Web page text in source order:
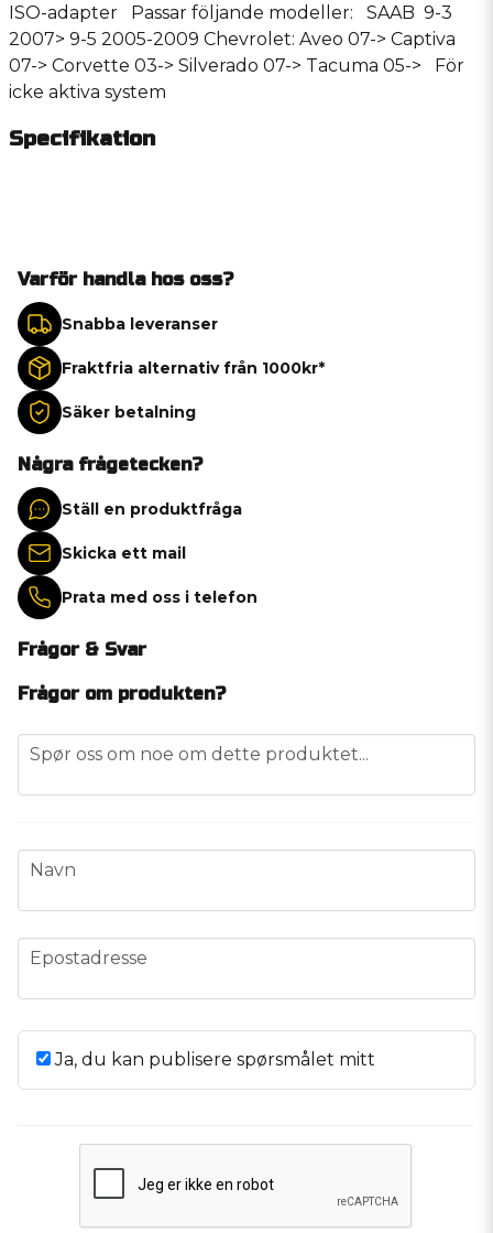
ISO-adapter Passar följande modeller: SAAB 9-3
2007> 9-5 2005-2009 Chevrolet: Aveo 07-> Captiva
07-> Corvette 03-> Silverado 07-> Tacuma 05-> För
icke aktiva system
Specifikation
Varför handla hos oss?
Snabba leveranser
Fraktfria alternativ från 1000kr*
Säker betalning
Några frågetecken?
Ställ en produktfråga
Skicka ett mail
Prata med oss i telefon
Frågor & Svar
Frågor om produkten?
question
Spør oss om noe om dette produktet...
name
Navn
email
Epostadresse
Ja, du kan publisere spørsmålet mitt